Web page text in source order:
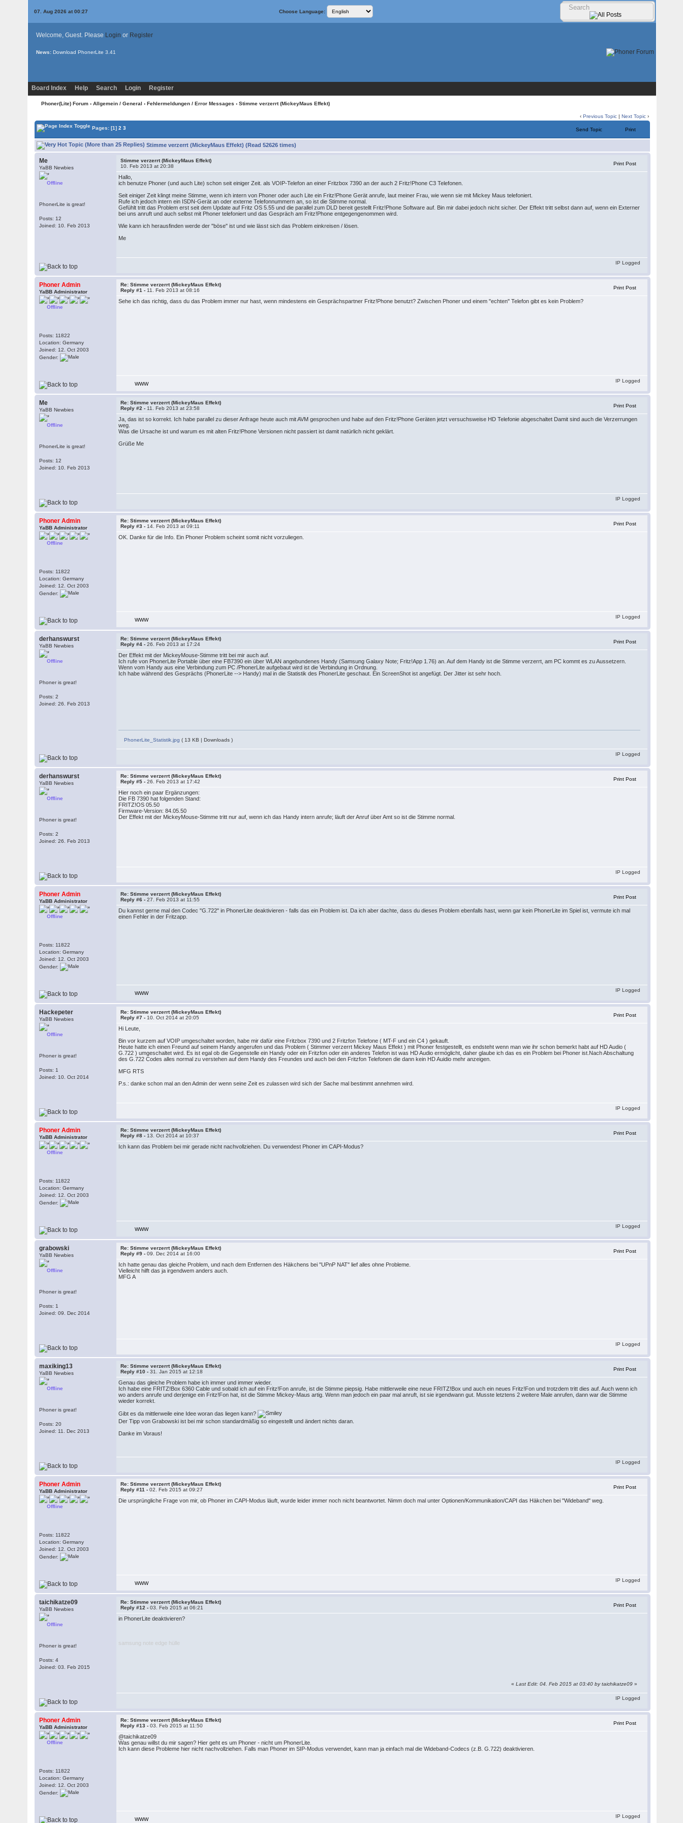
07. Aug 2026 at 00:27 Choose Language:
Welcome, Guest. Please Login or Register
News: Download PhonerLite 3.41
Board Index Help Search Login Register
Phoner(Lite) Forum › Allgemein / General › Fehlermeldungen / Error Messages › Stimme verzerrt (MickeyMaus Effekt)
‹Previous Topic |Next Topic ›
Pages:[1] 2 3 Send Topic Print
Stimme verzerrt (MickeyMaus Effekt) (Read 52626 times)
Me
YaBB Newbies
Offline
PhonerLite is great!
Posts: 12
Joined: 10. Feb 2013
Stimme verzerrt (MickeyMaus Effekt)
10. Feb 2013 at 20:38
Print Post
Hallo,
ich benutze Phoner (und auch Lite) schon seit einiger Zeit. als VOIP-Telefon an einer Fritzbox 7390 an der auch 2 Fritz!Phone C3 Telefonen.
Seit einiger Zeit klingt meine Stimme, wenn ich intern von Phoner oder auch Lite ein Fritz!Phone Gerät anrufe, laut meiner Frau, wie wenn sie mit Mickey Maus telefoniert.
Rufe ich jedoch intern ein ISDN-Gerät an oder externe Telefonnummern an, so ist die Stimme normal.
Gefühlt tritt das Problem erst seit dem Update auf Fritz OS 5.55 und die parallel zum DLD bereit gestellt Fritz!Phone Software auf. Bin mir dabei jedoch nicht sicher. Der Effekt tritt selbst dann auf, wenn ein Externer
bei uns anruft und auch selbst mit Phoner telefoniert und das Gespräch am Fritz!Phone entgegengenommen wird.
Wie kann ich herausfinden werde der "böse" ist und wie lässt sich das Problem einkreisen / lösen.
Me
IP Logged
Phoner Admin
YaBB Administrator
Offline
Posts: 11822
Location: Germany
Joined: 12. Oct 2003
Gender:
Re: Stimme verzerrt (MickeyMaus Effekt)
Reply #1 - 11. Feb 2013 at 08:16 Print Post
Sehe ich das richtig, dass du das Problem immer nur hast, wenn mindestens ein Gesprächspartner Fritz!Phone benutzt? Zwischen Phoner und einem "echten" Telefon gibt es kein Problem?
WWW
IP Logged
Me
YaBB Newbies
Offline
PhonerLite is great!
Posts: 12
Joined: 10. Feb 2013
Re: Stimme verzerrt (MickeyMaus Effekt)
Reply #2 - 11. Feb 2013 at 23:58 Print Post
Ja, das ist so korrekt. Ich habe parallel zu dieser Anfrage heute auch mit AVM gesprochen und habe auf den Fritz!Phone Geräten jetzt versuchsweise HD Telefonie abgeschaltet Damit sind auch die Verzerrungen
weg.
Was die Ursache ist und warum es mit alten Fritz!Phone Versionen nicht passiert ist damit natürlich nicht geklärt.
Grüße Me
IP Logged
Phoner Admin
YaBB Administrator
Offline
Posts: 11822
Location: Germany
Joined: 12. Oct 2003
Gender:
Re: Stimme verzerrt (MickeyMaus Effekt)
Reply #3 - 14. Feb 2013 at 09:11 Print Post
OK. Danke für die Info. Ein Phoner Problem scheint somit nicht vorzuliegen.
WWW
IP Logged
derhanswurst
YaBB Newbies
Offline
Phoner is great!
Posts: 2
Joined: 26. Feb 2013
Re: Stimme verzerrt (MickeyMaus Effekt)
Reply #4 -26. Feb 2013 at 17:24 Print Post
Der Effekt mit der MickeyMouse-Stimme tritt bei mir auch auf.
Ich rufe von PhonerLite Portable über eine FB7390 ein über WLAN angebundenes Handy (Samsung Galaxy Note; Fritz!App 1.76) an. Auf dem Handy ist die Stimme verzerrt, am PC kommt es zu Aussetzern.
Wenn vom Handy aus eine Verbindung zum PC /PhonerLite aufgebaut wird ist die Verbindung in Ordnung.
Ich habe während des Gesprächs (PhonerLite --> Handy) mal in die Statistik des PhonerLite geschaut. Ein ScreenShot ist angefügt. Der Jitter ist sehr hoch.
PhonerLite_Statistik.jpg ( 13 KB | Downloads )
IP Logged
derhanswurst
YaBB Newbies
Offline
Phoner is great!
Posts: 2
Joined: 26. Feb 2013
Re: Stimme verzerrt (MickeyMaus Effekt)
Reply #5 -26. Feb 2013 at 17:42 Print Post
Hier noch ein paar Ergänzungen:
Die FB 7390 hat folgenden Stand:
FRITZ!OS 05.50
Firmware-Version: 84.05.50
Der Effekt mit der MickeyMouse-Stimme tritt nur auf, wenn ich das Handy intern anrufe; läuft der Anruf über Amt so ist die Stimme normal.
IP Logged
Phoner Admin
YaBB Administrator
Offline
Posts: 11822
Location: Germany
Joined: 12. Oct 2003
Gender:
Re: Stimme verzerrt (MickeyMaus Effekt)
Reply #6 -27. Feb 2013 at 11:55 Print Post
Du kannst gerne mal den Codec "G.722" in PhonerLite deaktivieren - falls das ein Problem ist. Da ich aber dachte, dass du dieses Problem ebenfalls hast, wenn gar kein PhonerLite im Spiel ist, vermute ich mal
einen Fehler in der Fritzapp.
WWW
IP Logged
Hackepeter
YaBB Newbies
Offline
Phoner is great!
Posts: 1
Joined: 10. Oct 2014
Re: Stimme verzerrt (MickeyMaus Effekt)
Reply #7 - 10. Oct 2014 at 20:05 Print Post
Hi Leute,
Bin vor kurzem auf VOIP umgeschaltet worden, habe mir dafür eine Fritzbox 7390 und 2 Fritzfon Telefone ( MT-F und ein C4 ) gekauft.
Heute hatte ich einen Freund auf seinem Handy angerufen und das Problem ( Stimmer verzerrt Mickey Maus Effekt ) mit Phoner festgestellt, es endsteht wenn man wie ihr schon bemerkt habt auf HD Audio (
G.722 ) umgeschaltet wird. Es ist egal ob die Gegenstelle ein Handy oder ein Fritzfon oder ein anderes Telefon ist was HD Audio ermöglicht, daher glaube ich das es ein Problem bei Phoner ist.Nach Abschaltung
des G.722 Codes alles normal zu verstehen auf dem Handy des Freundes und auch bei den Fritzfon Telefonen die dann kein HD Auidio mehr anzeigen.
MFG RTS
P.s.: danke schon mal an den Admin der wenn seine Zeit es zulassen wird sich der Sache mal bestimmt annehmen wird.
IP Logged
Phoner Admin
YaBB Administrator
Offline
Posts: 11822
Location: Germany
Joined: 12. Oct 2003
Gender:
Re: Stimme verzerrt (MickeyMaus Effekt)
Reply #8 - 13. Oct 2014 at 10:37 Print Post
Ich kann das Problem bei mir gerade nicht nachvollziehen. Du verwendest Phoner im CAPI-Modus?
WWW
IP Logged
grabowski
YaBB Newbies
Offline
Phoner is great!
Posts: 1
Joined: 09. Dec 2014
Re: Stimme verzerrt (MickeyMaus Effekt)
Reply #9 -09. Dec 2014 at 16:00 Print Post
Ich hatte genau das gleiche Problem, und nach dem Entfernen des Häkchens bei "UPnP NAT" lief alles ohne Probleme.
Vielleicht hilft das ja irgendwem anders auch.
MFG A
IP Logged
maxiking13
YaBB Newbies
Offline
Phoner is great!
Posts: 20
Joined: 11. Dec 2013
Re: Stimme verzerrt (MickeyMaus Effekt)
Reply #10 -31. Jan 2015 at 12:18 Print Post
Genau das gleiche Problem habe ich immer und immer wieder.
Ich habe eine FRITZ!Box 6360 Cable und sobald ich auf ein Fritz!Fon anrufe, ist die Stimme piepsig. Habe mittlerweile eine neue FRITZ!Box und auch ein neues Fritz!Fon und trotzdem tritt dies auf. Auch wenn ich
wo anders anrufe und derjenige ein Fritz!Fon hat, ist die Stimme Mickey-Maus artig. Wenn man jedoch ein paar mal anruft, ist sie irgendwann gut. Musste letztens 2 weitere Male anrufen, dann war die Stimme
wieder korrekt.
Gibt es da mittlerweile eine Idee woran das liegen kann?
Der Tipp von Grabowski ist bei mir schon standardmäßig so eingestellt und ändert nichts daran.
Danke im Voraus!
IP Logged
Phoner Admin
YaBB Administrator
Offline
Posts: 11822
Location: Germany
Joined: 12. Oct 2003
Gender:
Re: Stimme verzerrt (MickeyMaus Effekt)
Reply #11 -02. Feb 2015 at 09:27 Print Post
Die ursprüngliche Frage von mir, ob Phoner im CAPI-Modus läuft, wurde leider immer noch nicht beantwortet. Nimm doch mal unter Optionen/Kommunikation/CAPI das Häkchen bei "Wideband" weg.
WWW
IP Logged
taichikatze09
YaBB Newbies
Offline
Phoner is great!
Posts: 4
Joined: 03. Feb 2015
Re: Stimme verzerrt (MickeyMaus Effekt)
Reply #12 -03. Feb 2015 at 06:21 Print Post
in PhonerLite deaktivieren?
samsung note edge hülle
«Last Edit: 04. Feb 2015 at 03:40 by taichikatze09 »
IP Logged
Phoner Admin
YaBB Administrator
Offline
Posts: 11822
Location: Germany
Joined: 12. Oct 2003
Gender:
Re: Stimme verzerrt (MickeyMaus Effekt)
Reply #13 -03. Feb 2015 at 11:50 Print Post
@taichikatze09
Was genau willst du mir sagen? Hier geht es um Phoner - nicht um PhonerLite.
Ich kann diese Probleme hier nicht nachvollziehen. Falls man Phoner im SIP-Modus verwendet, kann man ja einfach mal die Wideband-Codecs (z.B. G.722) deaktivieren.
WWW
IP Logged